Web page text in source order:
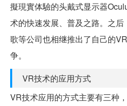
擬現實体驗的头戴式显示器
术的快速发展、普及之路。之
歌等公司也相继推出了自己的
争。
VR技术的应用方式
VR技术应用的方式主要有三种